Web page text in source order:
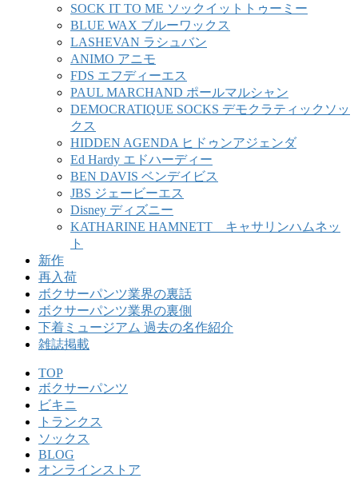
SOCK IT TO ME ソックイットトゥーミー
BLUE WAX ブルーワックス
LASHEVAN ラシュバン
ANIMO アニモ
FDS エフディーエス
PAUL MARCHAND ポールマルシャン
DEMOCRATIQUE SOCKS デモクラティックソッ
クス
HIDDEN AGENDA ヒドゥンアジェンダ
Ed Hardy エドハーディー
BEN DAVIS ベンデイビス
JBS ジェービーエス
Disney ディズニー
KATHARINE HAMNETT キャサリンハムネッ
ト
新作
再入荷
ボクサーパンツ業界の裏話
ボクサーパンツ業界の裏側
下着ミュージアム 過去の名作紹介
雑誌掲載
TOP
ボクサーパンツ
ビキニ
トランクス
ソックス
BLOG
オンラインストア